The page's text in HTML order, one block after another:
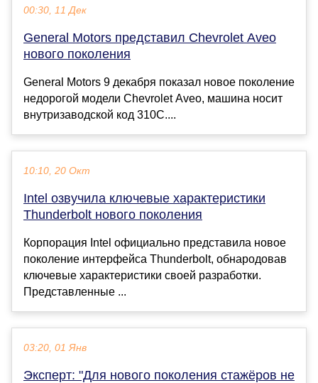
00:30, 11 Дек
General Motors представил Chevrolet Aveo
нового поколения
General Motors 9 декабря показал новое поколение
недорогой модели Chevrolet Aveo, машина носит
внутризаводской код 310C....
10:10, 20 Окт
Intel озвучила ключевые характеристики
Thunderbolt нового поколения
Корпорация Intel официально представила новое
поколение интерфейса Thunderbolt, обнародовав
ключевые характеристики своей разработки.
Представленные ...
03:20, 01 Янв
Эксперт: "Для нового поколения стажёров не